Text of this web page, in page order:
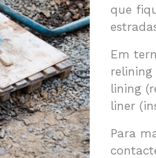
que
Em
lining
liner
Para